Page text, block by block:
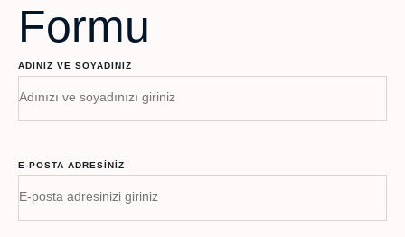
Formu
ADINIZ VE SOYADINIZ
E-POSTA ADRESINIZ